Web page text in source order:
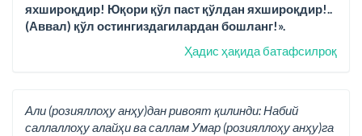
яхшироқдир! Юқори қўл паст қўлдан яхшироқдир!..
(Аввал) қўл остингиздагилардан бошланг!».
Ҳадис ҳақида батафсилроқ
Али (розияллоҳу анҳу)дан ривоят қилинди: Набий
саллаллоҳу алайҳи ва саллам Умар (розияллоҳу анҳу)га